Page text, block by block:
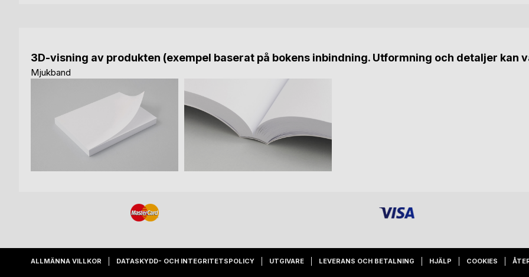
3D-visning av produkten (exempel baserat på bokens inbindning. Utformning och detaljer kan
Mjukband
ALLMÄNNA VILLKOR DATASKYDD- OCH INTEGRITETSPOLICY UTGIVARE LEVERANS OCH BETALNING HJÄLP COOKIES